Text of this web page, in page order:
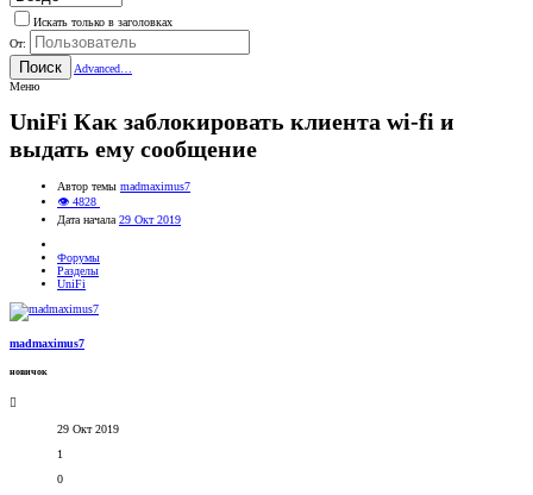
Искать только в заголовках
От:
Поиск
Advanced…
Меню
UniFi Как заблокировать клиента wi-fi и
выдать ему сообщение
Автор темы madmaximus7
👁 4828
Дата начала 29 Окт 2019
Форумы
Разделы
UniFi
madmaximus7
новичок
29 Окт 2019
1
0